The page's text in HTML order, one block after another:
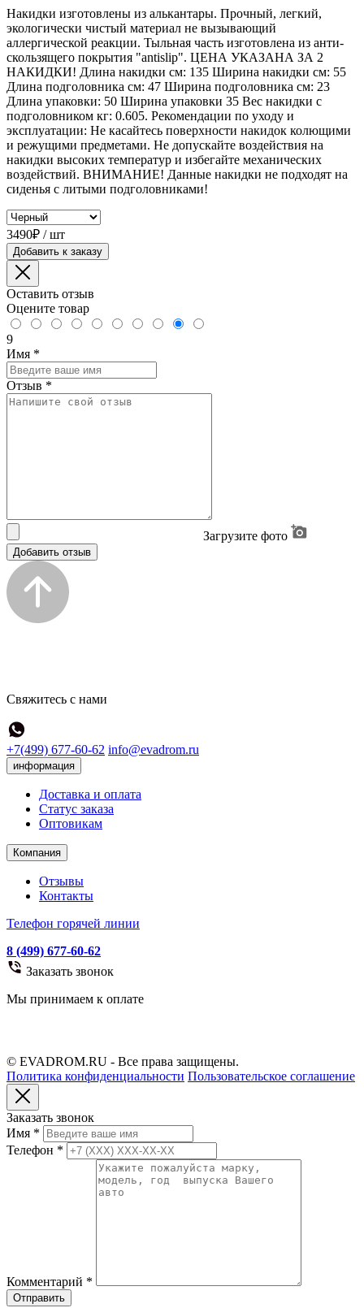
Накидки изготовлены из алькантары. Прочный, легкий,
экологически чистый материал не вызывающий
аллергической реакции. Тыльная часть изготовлена из анти-
скользящего покрытия "antislip". ЦЕНА УКАЗАНА ЗА 2
НАКИДКИ! Длина накидки см: 135 Ширина накидки см: 55
Длина подголовника см: 47 Ширина подголовника см: 23
Длина упаковки: 50 Ширина упаковки 35 Вес накидки с
подголовником кг: 0.605. Рекомендации по уходу и
эксплуатации: Не касайтесь поверхности накидок колющими
и режущими предметами. Не допускайте воздействия на
накидки высоких температур и избегайте механических
воздействий. ВНИМАНИЕ! Данные накидки не подходят на
сиденья с литыми подголовниками!
3490₽ / шт
Добавить к заказу
Оставить отзыв
Оцените товар
9
Имя *
Отзыв *
Загрузите фото
Добавить отзыв
Свяжитесь с нами
+7(499) 677-60-62 info@evadrom.ru
информация
Доставка и оплата
Статус заказа
Оптовикам
Компания
Отзывы
Контакты
Телефон горячей линии
8 (499) 677-60-62
Заказать звонок
Мы принимаем к оплате
© EVADROM.RU - Все права защищены.
Политика конфиденциальности Пользовательское соглашение
Заказать звонок
Имя *
Телефон *
Комментарий *
Отправить